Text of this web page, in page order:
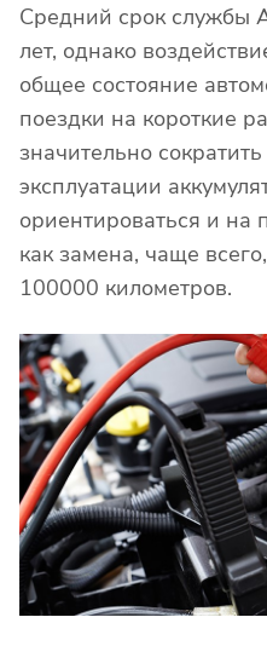
Средний срок службы
лет, однако
общее состояние
поездки на короткие
значительно
эксплуатации
ориентироваться и на
как замена, чаще
100000 километров.